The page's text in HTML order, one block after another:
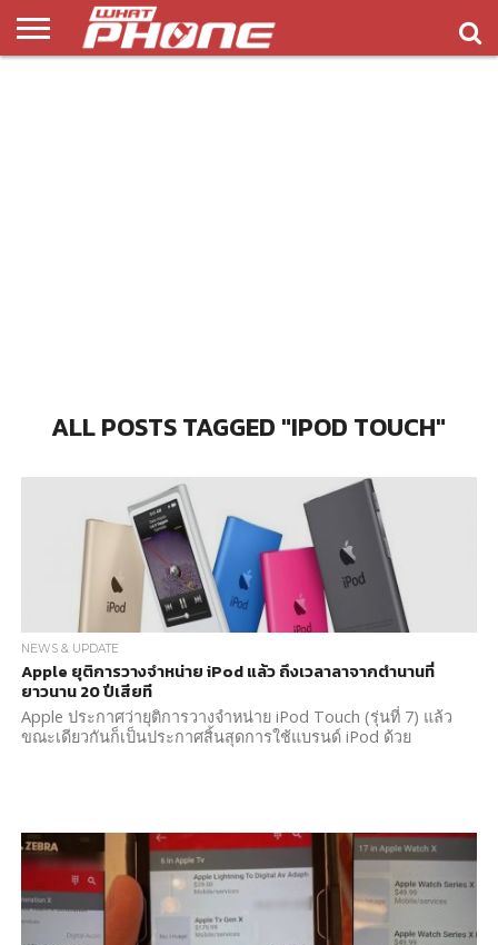
ALL POSTS TAGGED "IPOD TOUCH"
NEWS & UPDATE
Apple ยุติการวางจำหน่าย iPod แล้ว ถึงเวลาลาจากตำนานที่
ยาวนาน 20 ปีเสียที
Apple ประกาศว่ายุติการวางจำหน่าย iPod Touch (รุ่นที่ 7) แล้ว
ขณะเดียวกันก็เป็นประกาศสิ้นสุดการใช้แบรนด์ iPod ด้วย